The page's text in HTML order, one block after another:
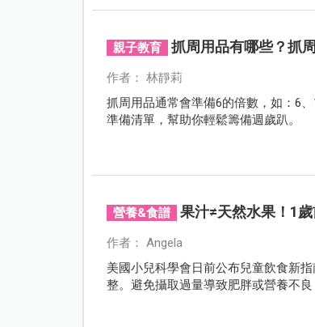
親子教育 抓周用品有哪些？抓
作者： 林靜莉
抓周用品通常會準備6的倍數，如：6
準備清單，幫助你輕鬆籌備週歲趴。
營養&食譜 果汁≠天然水果！1
作者： Angela
美國小兒科學會日前公布兒童飲食新
整。避免攝取過量導致肥胖或營養不良